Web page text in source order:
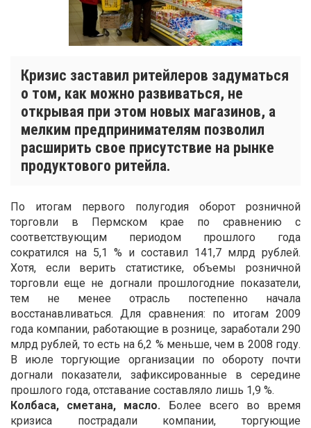
Кризис заставил ритейлеров задуматься
о том, как можно развиваться, не
открывая при этом новых магазинов, а
мелким предпринимателям позволил
расширить свое присутствие на рынке
продуктового ритейла.
По итогам первого полугодия оборот розничной
торговли в Пермском крае по сравнению с
соответствующим периодом прошлого года
сократился на 5,1 % и составил 141,7 млрд рублей.
Хотя, если верить статистике, объемы розничной
торговли еще не догнали прошлогодние показатели,
тем не менее отрасль постепенно начала
восстанавливаться. Для сравнения: по итогам 2009
года компании, работающие в рознице, заработали 290
млрд рублей, то есть на 6,2 % меньше, чем в 2008 году.
В июле торгующие организации по обороту почти
догнали показатели, зафиксированные в середине
прошлого года, отставание составляло лишь 1,9 %.
Колбаса, сметана, масло. Более всего во время
кризиса пострадали компании, торгующие